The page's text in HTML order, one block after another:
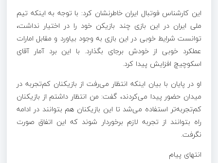
این کارشناس فوتبال ایران خاطرنشان کرد: با توجه به اینکه تیم
ملی ایران در این بازی چند بازیکن خود را در اختیار نداشت،
توانست شرایط خوبی در این بازی به وجود بیاورد و مقابل امارات
عملکرد خوبی از خودش برجای بگذارد. با این برد آمار آقای
اسکوچیچ افزایش پیدا کرد.
او در پایان با بیان اینکه انتظار می‌رفت از بازیکنان کم‌تجربه در
میدان حضور پیدا می‌کردند، گفت: من انتظار داشتم از بازیکنان
کم‌تجربه‌تر استفاده می‌شد تا این بازیکنان هم بتوانند در ادامه
راه بتوانند از تجربه لازم برخوردار شوند که این اتفاق صورت
نگرفت.
انتهای پیام